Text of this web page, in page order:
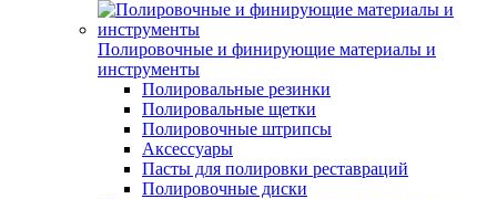
Полировочные и финирующие материалы и
инструменты
Полировальные резинки
Полировальные щетки
Полировочные штрипсы
Аксессуары
Пасты для полировки реставраций
Полировочные диски